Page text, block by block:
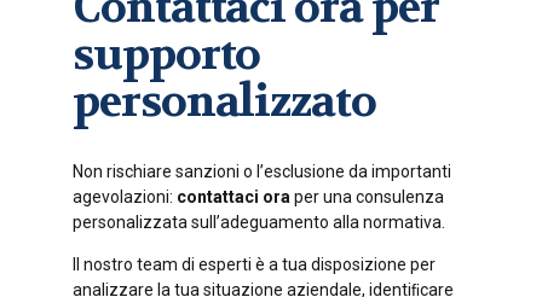
supporto
personalizzato
Non rischiare sanzioni o l’esclusione da importanti
agevolazioni: contattaci ora per una consulenza
personalizzata sull’adeguamento alla normativa.
Il nostro team di esperti è a tua disposizione per
analizzare la tua situazione aziendale, identiﬁcare